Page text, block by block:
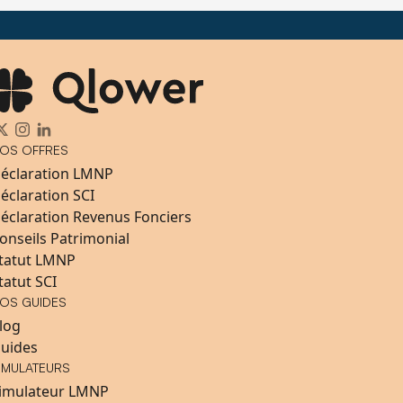
OFFRES
LMNP
SCI
Revenus Fonciers
Patrimonial
LMNP
SCI
GUIDES
LMNP